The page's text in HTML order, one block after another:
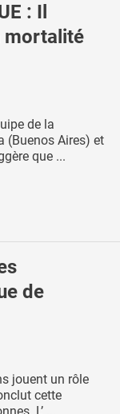
: Il
mortalité
de la
(Buenos Aires) et
que ...
de
jouent un rôle
cette